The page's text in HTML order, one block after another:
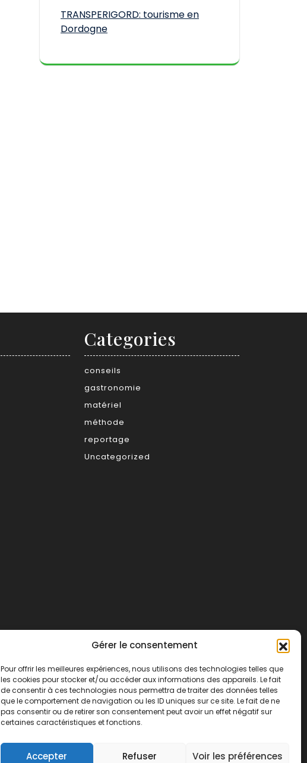
Gérer le consentement
Pour offrir les meilleures expériences, nous utilisons des technologies telles que
les cookies pour stocker et/ou accéder aux informations des appareils. Le fait
de consentir à ces technologies nous permettra de traiter des données telles
que le comportement de navigation ou les ID uniques sur ce site. Le fait de ne
pas consentir ou de retirer son consentement peut avoir un effet négatif sur
certaines caractéristiques et fonctions.
Accepter Refuser Voir les préférences
TRANSPERIGORD: tourisme en
Dordogne
Categories
conseils
gastronomie
matériel
méthode
reportage
Uncategorized